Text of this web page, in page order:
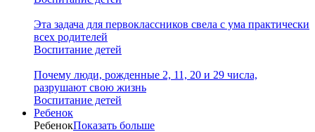
Эта задача для первоклассников свела с ума практически
всех родителей
Воспитание детей
Почему люди, рожденные 2, 11, 20 и 29 числа,
разрушают свою жизнь
Воспитание детей
Ребенок
РебенокПоказать больше